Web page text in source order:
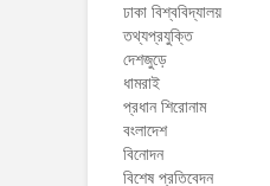
ঢাকা বিশ্ববিদ্যালয়
তথ্যপ্রযুক্তি
দেশজুড়ে
ধামরাই
প্রধান শিরোনাম
বংলাদেশ
বিনোদন
বিশেষ প্রতিবেদন